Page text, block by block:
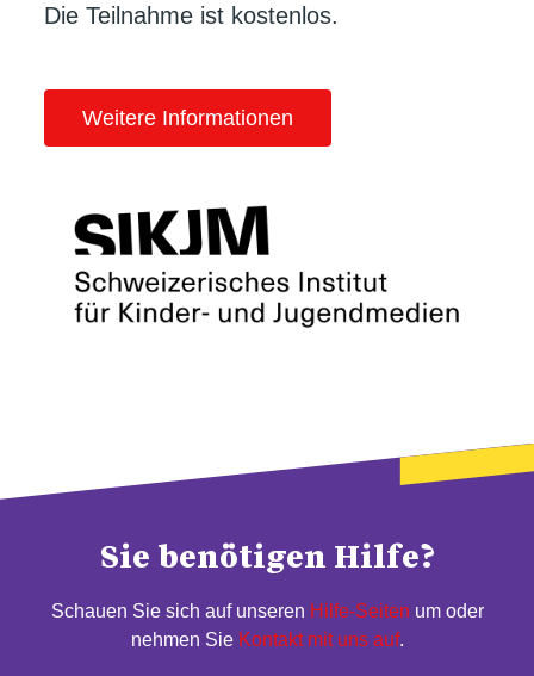
Die Teilnahme ist kostenlos.
Weitere Informationen
Sie benötigen Hilfe?
Schauen Sie sich auf unseren Hilfe-Seiten um oder
nehmen Sie Kontakt mit uns auf.